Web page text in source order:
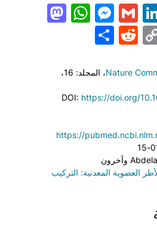
LinkedIn
Gmail
Copy
Reddit
Share
Nature، المجلد: 16
،
DOI: https://doi.org/
https://
العضوية المعدنية: التركيب